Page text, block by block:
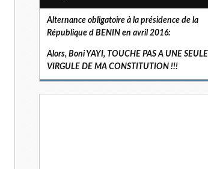
Alternance obligatoire à la présidence de la
République d BENIN en avril 2016:
Alors, Boni YAYI, TOUCHE PAS A UNE SEULE
VIRGULE DE MA CONSTITUTION !!!